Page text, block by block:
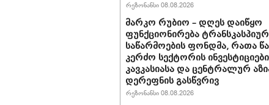
რეზონანსი 08.08.2026
მარკო რუბიო – დღეს დაიწყო
ფუნქციონირება
საწარმოების ფონდმა, რათა
კერძო სექტორის
კავკასიასა და ცენტრალურ
დერეფნის გასწვრივ
რეზონანსი 08.08.2026